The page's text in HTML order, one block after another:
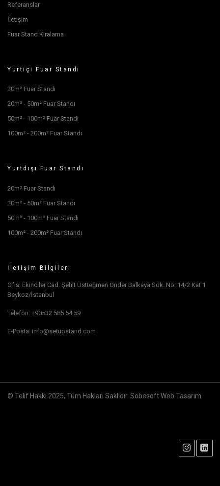
Referanslar
İletişim
Fuar Stand Kiralama
Yurtiçi Fuar Standı
20m² Fuar Standı
20m² - 50m² Fuar Standı
50m² - 100m² Fuar Standı
100m² - 200m² Fuar Standı
Yurtdışı Fuar Standı
20m² Fuar Standı
20m² - 50m² Fuar Standı
50m² - 100m² Fuar Standı
100m² - 200m² Fuar Standı
İletişim Bilgileri
Ofis: Ekinciler Cad. Şehit Üstteğmen Önder Balkaya Sok. No: 14/2 Kat 1
Beykoz/İstanbul
Telefon: +90532 585 54 59
E-Posta: info@setupstand.com
© Telif Hakkı 2025, Tüm Hakları Saklıdır. Sobesoft Web Tasarım